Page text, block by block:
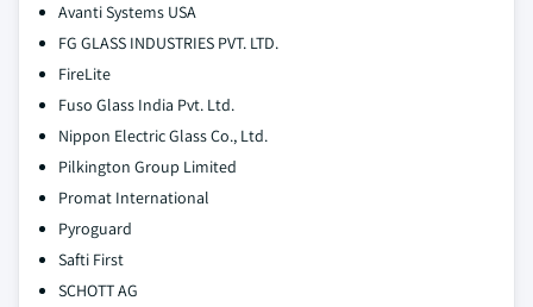
Avanti Systems USA
FG GLASS INDUSTRIES PVT. LTD.
FireLite
Fuso Glass India Pvt. Ltd.
Nippon Electric Glass Co., Ltd.
Pilkington Group Limited
Promat International
Pyroguard
Safti First
SCHOTT AG